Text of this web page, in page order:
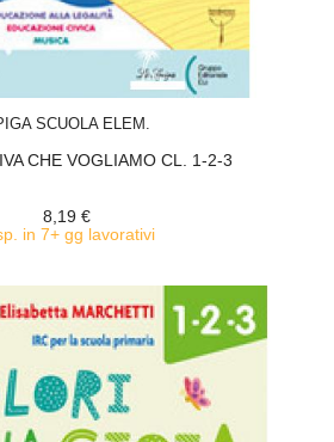
SCUOLA ELEM.
CHE VOGLIAMO CL. 1-2-3
8,19 €
in 7+ gg lavorativi